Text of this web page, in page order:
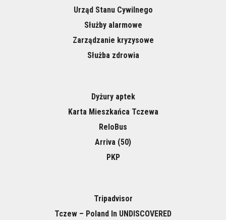
Urząd Stanu Cywilnego
Służby alarmowe
Zarządzanie kryzysowe
Służba zdrowia
Dyżury aptek
Karta Mieszkańca Tczewa
ReloBus
Arriva (50)
PKP
Tripadvisor
Tczew – Poland In UNDISCOVERED